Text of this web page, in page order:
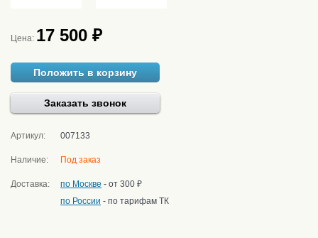
Цена: 17 500 ₽
Положить в корзину
Заказать звонок
Артикул: 007133
Наличие: Под заказ
Доставка: по Москве - от 300 ₽
по России - по тарифам ТК